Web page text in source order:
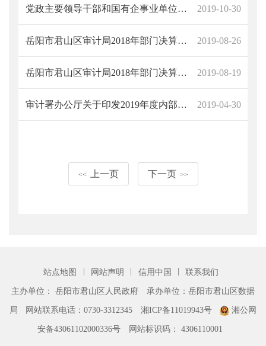
党政主要领导干部和国有企事业单位主要领导人员经济责任审计规定 2019-10-30
岳阳市君山区审计局2018年部门决算公开说明 2019-08-26
岳阳市君山区审计局2018年部门决算说明 2019-08-19
审计署办公厅关于印发2019年度内部审计工作指导意见的通知 2019-04-30
<< 上一页 下一页 >>
站点地图 | 网站声明 | 信用中国 |
联系我们
主办单位： 岳阳市君山区人民政府
承办单位：岳阳市君山区数据
局
网站联系电话：0730-3312345 湘ICP备11019943号
湘公网
安备43061102000336号
网站标识码： 4306110001